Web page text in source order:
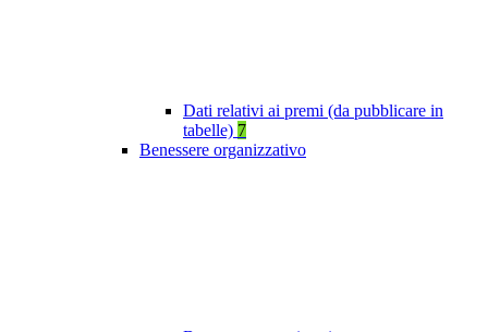
Dati relativi ai premi (da pubblicare in
tabelle) 7
Benessere organizzativo